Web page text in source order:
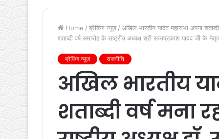
Home / ब्रेकिंग न्यूज़ / अखिल भारतीय यादव महासभा अपना
शताब्दी वर्ष समारोह के राष्ट्रीय अध्यक्ष श्री सत्यप्रकाश यादव जी के
ब्रेकिंग न्यूज़ राजनीति
अखिल भारतीय
शताब्दी वर्ष मना